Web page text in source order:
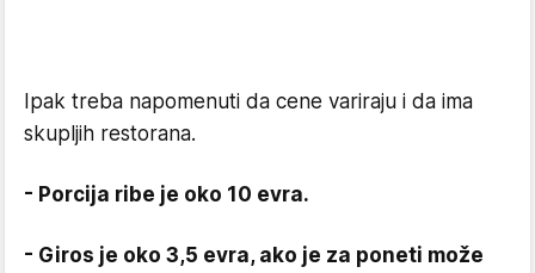
Ipak treba napomenuti da cene variraju i da ima
skupljih restorana.
- Porcija ribe je oko 10 evra.
- Giros je oko 3,5 evra, ako je za poneti može